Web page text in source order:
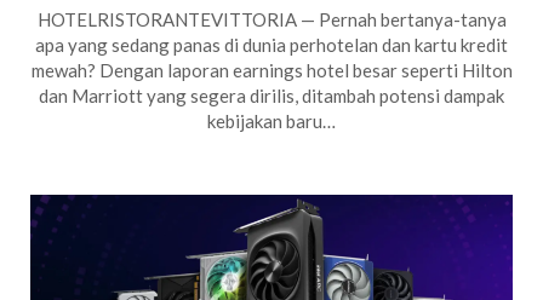
HOTELRISTORANTEVITTORIA — Pernah bertanya-tanya
apa yang sedang panas di dunia perhotelan dan kartu kredit
mewah? Dengan laporan earnings hotel besar seperti Hilton
dan Marriott yang segera dirilis, ditambah potensi dampak
kebijakan baru…